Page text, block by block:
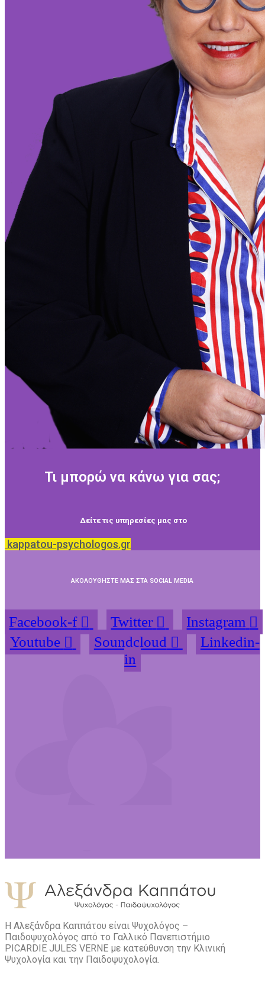
Τι μπορώ να κάνω για σας;
Δείτε τις υπηρεσίες μας στο
kappatou-psychologos.gr
ΑΚΟΛΟΥΘΗΣΤΕ ΜΑΣ ΣΤΑ SOCIAL MEDIA
Facebook-f Twitter
Instagram
Youtube
Soundcloud
Linkedin-
in
Η Αλεξάνδρα Καππάτου είναι Ψυχολόγος –
Παιδοψυχολόγος από το Γαλλικό Πανεπιστήμιο
PICARDIE JULES VERNE με κατεύθυνση την Kλινική
Ψυχολογία και την Παιδοψυχολογία.